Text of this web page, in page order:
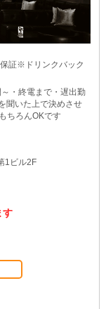
証※ドリンクバック
・終電まで・遅出勤
聞いた上で決めさせ
ちろんOKです
1ビル2F
す